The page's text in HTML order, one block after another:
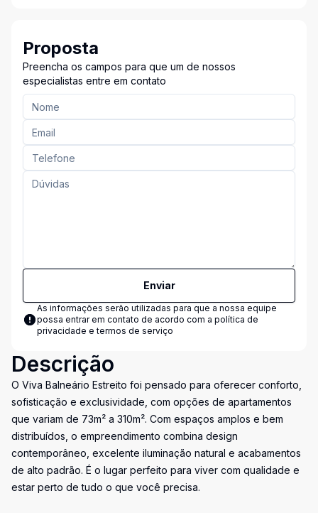
Proposta
Preencha os campos para que um de nossos
especialistas entre em contato
Enviar
As informações serão utilizadas para que a nossa equipe
possa entrar em contato de acordo com a política de
privacidade e termos de serviço
Descrição
O Viva Balneário Estreito foi pensado para oferecer conforto,
sofisticação e exclusividade, com opções de apartamentos
que variam de 73m² a 310m². Com espaços amplos e bem
distribuídos, o empreendimento combina design
contemporâneo, excelente iluminação natural e acabamentos
de alto padrão. É o lugar perfeito para viver com qualidade e
estar perto de tudo o que você precisa.